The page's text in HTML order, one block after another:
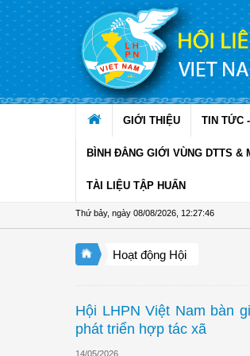
Truy cập nội dung luôn
GIỚI THIỆU TIN TỨC
BÌNH ĐẲNG GIỚI VÙNG DTTS &
TÀI LIỆU TẬP HUẤN
Thứ bảy, ngày 08/08/2026 12:27:47
Hội LHPN xã Ninh
Hoạt động Hội
Hội LHPN Việt Nam bàn
phát triển hợp tác xã
14/05/2026